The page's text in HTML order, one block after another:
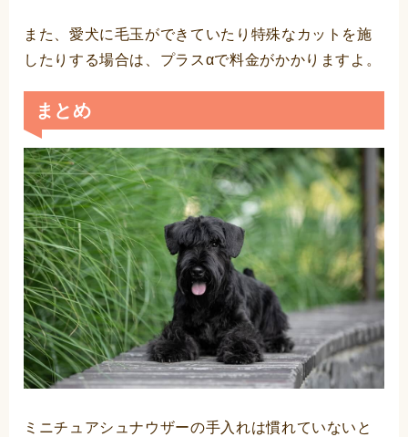
また、愛犬に毛玉ができていたり特殊なカットを施
したりする場合は、プラスαで料金がかかりますよ。
まとめ
ミニチュアシュナウザーの手入れは慣れていないと